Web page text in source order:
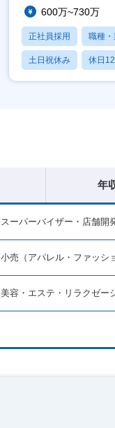
600万~730万
正社員採用 職種
土日祝休み 休日
月残業20時間以内
年
スーパーバイザー・店舗開
小売（アパレル・ファッシ
美容・エステ・リラクゼー